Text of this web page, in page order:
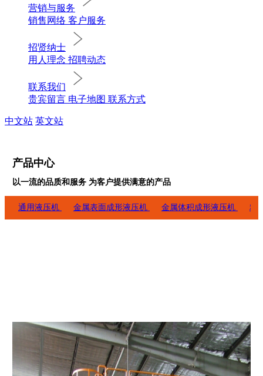
营销与服务
销售网络 客户服务
招贤纳士
用人理念 招聘动态
联系我们
贵宾留言 电子地图 联系方式
中文站 英文站
产品中心
以一流的品质和服务 为客户提供满意的产品
通用液压机 金属表面成形液压机 金属体积成形液压机 粉